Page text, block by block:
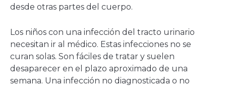
desde otras partes del cuerpo.
Los niños con una infección del tracto urinario
necesitan ir al médico. Estas infecciones no se
curan solas. Son fáciles de tratar y suelen
desaparecer en el plazo aproximado de una
semana. Una infección no diagnosticada o no